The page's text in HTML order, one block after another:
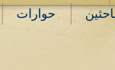
حوارات